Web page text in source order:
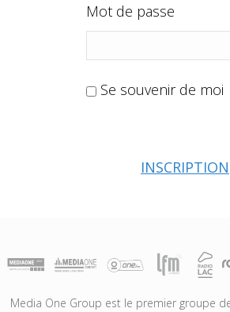
Mot de passe
Se souvenir de moi
INSCRIPTION
Media One Group est le premier groupe